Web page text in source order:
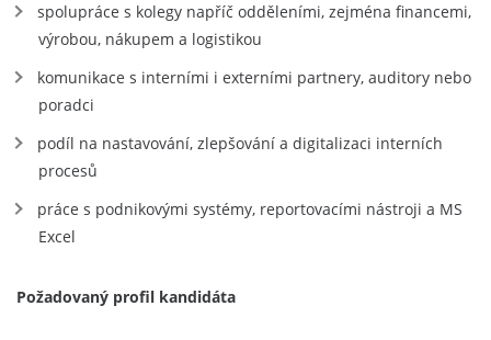
spolupráce s kolegy napříč odděleními, zejména financemi,
výrobou, nákupem a logistikou
komunikace s interními i externími partnery, auditory nebo
poradci
podíl na nastavování, zlepšování a digitalizaci interních
procesů
práce s podnikovými systémy, reportovacími nástroji a MS
Excel
Požadovaný profil kandidáta